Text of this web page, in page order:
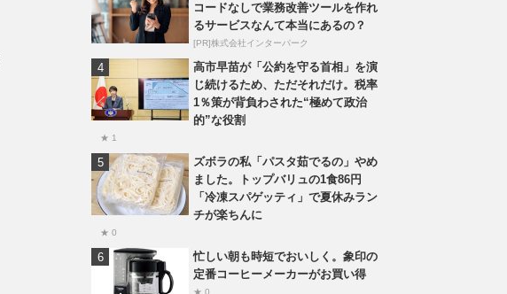
コードなしで業務改善ツールを作れ
るサービスなんて本当にあるの？
[PR]株式会社インターパーク
高市早苗が「公約を守る首相」を演
じ続けるため、ただそれだけ。税率
1％策が背負わされた“極めて政治
的”な役割
★ 1
ズボラの私「パスタ茹でるの」やめ
ました。トップバリュの1食86円
「冷凍スパゲッティ」で夏休みラン
チが楽ちんに
★ 0
忙しい朝も時短でおいしく。象印の
定番コーヒーメーカーがお買い得
★ 0